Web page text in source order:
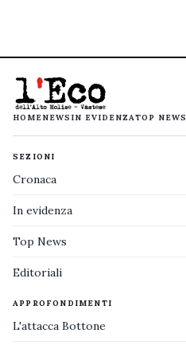
HOMENEWS IN EVIDENZATOP NEWS
SEZIONI
Cronaca
In evidenza
Top News
Editoriali
APPROFONDIMENTI
L'attacca Bottone